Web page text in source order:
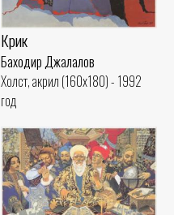
Крик
Баходир Джалалов
Холст, акрил (160x180) - 1992
год